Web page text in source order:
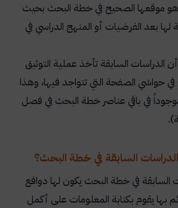
موقعها الصحيح في خطة البحث بحيث
لها بعد الفرضيات أو المنهج الدراسي في
الدراسات السابقة تأخذ عملية التوثيق
في حواشي الصفحة التي تتواجد فيها، وهذا
موجوداً في باقي عناصر خطة البحث في فصل
السابقة في خطة البحث؟
السابقة في خطة البحث يكون لها دوافع
بها يقوم بكتابة المعلومات على أكمل